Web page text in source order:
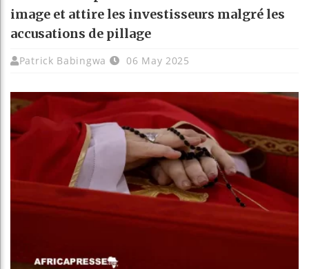
image et attire les investisseurs malgré les
accusations de pillage
Patrick Babingwa 06 May 2025